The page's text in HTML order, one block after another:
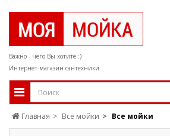
Важно - чего Вы хотите :)
Интернет-магазин сантехники
Главная Все мойки Все мойки